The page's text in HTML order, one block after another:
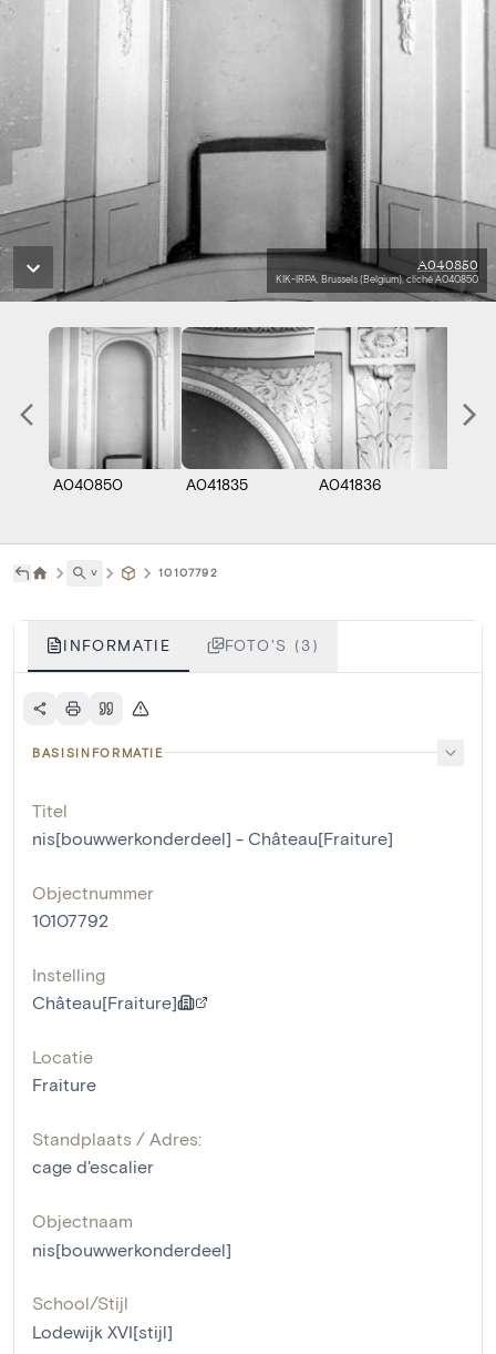
A040850
KIK-IRPA, Brussels (Belgium), cliché A040850
A040850 A041835 A041836
˅ 10107792
INFORMATIE FOTO'S (3)
BASISINFORMATIE
Titel
nis[bouwwerkonderdeel] - Château[Fraiture]
Objectnummer
10107792
Instelling
Château[Fraiture]
Locatie
Fraiture
Standplaats / Adres:
cage d'escalier
Objectnaam
nis[bouwwerkonderdeel]
School/Stijl
Lodewijk XVI[stijl]